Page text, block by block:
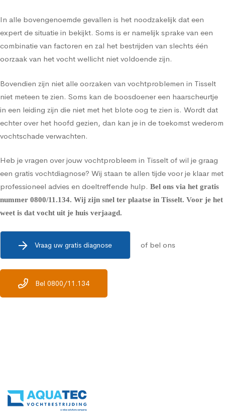
In alle bovengenoemde gevallen is het noodzakelijk dat een
expert de situatie in bekijkt. Soms is er namelijk sprake van een
combinatie van factoren en zal het bestrijden van slechts één
oorzaak van het vocht wellicht niet voldoende zijn.
Bovendien zijn niet alle oorzaken van vochtproblemen in Tisselt
niet meteen te zien. Soms kan de boosdoener een haarscheurtje
in een leiding zijn die niet met het blote oog te zien is. Wordt dat
echter over het hoofd gezien, dan kan je in de toekomst wederom
vochtschade verwachten.
Heb je vragen over jouw vochtprobleem in Tisselt of wil je graag
een gratis vochtdiagnose? Wij staan te allen tijde voor je klaar met
professioneel advies en doeltreffende hulp. Bel ons via het gratis
nummer 0800/11.134. Wij zijn snel ter plaatse in Tisselt. Voor je het
weet is dat vocht uit je huis verjaagd.
Vraag uw gratis diagnose of bel ons
Bel 0800/11.134